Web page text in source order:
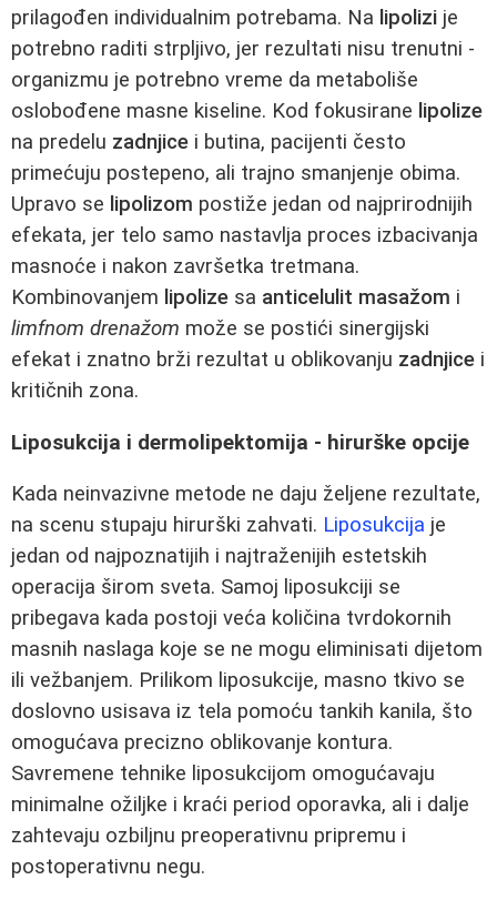
prilagođen individualnim potrebama. Na lipolizi je
potrebno raditi strpljivo, jer rezultati nisu trenutni -
organizmu je potrebno vreme da metaboliše
oslobođene masne kiseline. Kod fokusirane lipolize
na predelu zadnjice i butina, pacijenti često
primećuju postepeno, ali trajno smanjenje obima.
Upravo se lipolizom postiže jedan od najprirodnijih
efekata, jer telo samo nastavlja proces izbacivanja
masnoće i nakon završetka tretmana.
Kombinovanjem lipolize sa anticelulit masažom i
limfnom drenažom može se postići sinergijski
efekat i znatno brži rezultat u oblikovanju zadnjice i
kritičnih zona.
Liposukcija i dermolipektomija - hirurške opcije
Kada neinvazivne metode ne daju željene rezultate,
na scenu stupaju hirurški zahvati. Liposukcija je
jedan od najpoznatijih i najtraženijih estetskih
operacija širom sveta. Samoj liposukciji se
pribegava kada postoji veća količina tvrdokornih
masnih naslaga koje se ne mogu eliminisati dijetom
ili vežbanjem. Prilikom liposukcije, masno tkivo se
doslovno usisava iz tela pomoću tankih kanila, što
omogućava precizno oblikovanje kontura.
Savremene tehnike liposukcijom omogućavaju
minimalne ožiljke i kraći period oporavka, ali i dalje
zahtevaju ozbiljnu preoperativnu pripremu i
postoperativnu negu.